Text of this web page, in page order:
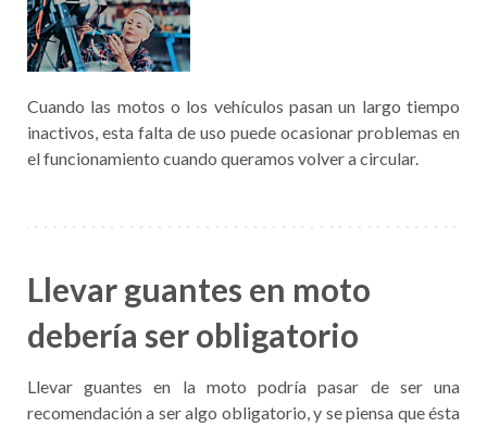
Cuando las motos o los vehículos pasan un largo tiempo
inactivos, esta falta de uso puede ocasionar problemas en
el funcionamiento cuando queramos volver a circular.
Llevar guantes en moto
debería ser obligatorio
Llevar guantes en la moto podría pasar de ser una
recomendación a ser algo obligatorio, y se piensa que ésta